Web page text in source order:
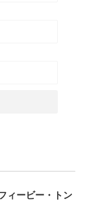
ィービー・トン